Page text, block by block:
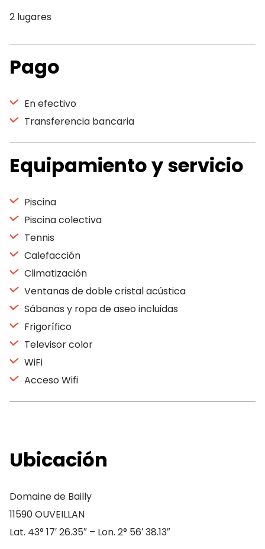
2 lugares
Pago
En efectivo
Transferencia bancaria
Equipamiento y servicio
Piscina
Piscina colectiva
Tennis
Calefacción
Climatización
Ventanas de doble cristal acústica
Sábanas y ropa de aseo incluidas
Frigorífico
Televisor color
WiFi
Acceso Wifi
Ubicación
Domaine de Bailly
11590 OUVEILLAN
Lat. 43° 17′ 26.35″ – Lon. 2° 56′ 38.13″